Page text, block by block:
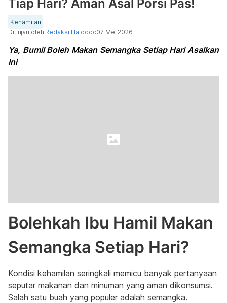
Tiap Hari? Aman Asal Porsi Pas!
Kehamilan
Ditinjau oleh Redaksi Halodoc07 Mei 2026
Ya, Bumil Boleh Makan Semangka Setiap Hari Asalkan
Ini
Bolehkah Ibu Hamil Makan
Semangka Setiap Hari?
Kondisi kehamilan seringkali memicu banyak pertanyaan
seputar makanan dan minuman yang aman dikonsumsi.
Salah satu buah yang populer adalah semangka.